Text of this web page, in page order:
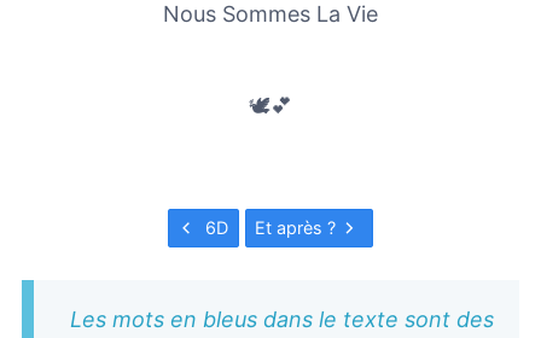
Nous Sommes La Vie
🕊💕
6D Et après ?
Les mots en bleus dans le texte sont des